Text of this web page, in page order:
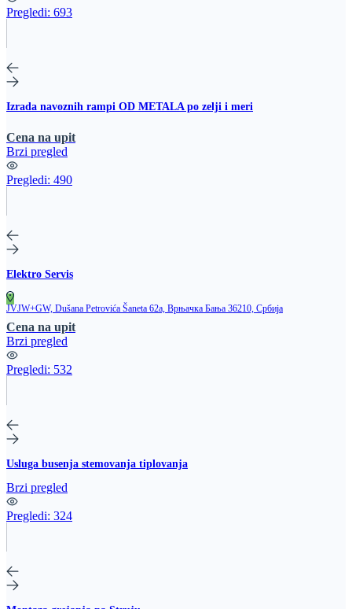
Pregledi: 693
Izrada navoznih rampi OD METALA po zelji i meri
Cena na upit
Brzi pregled
Pregledi: 490
Elektro Servis
JVJW+GW, Dušana Petrovića Šaneta 62a, Врњачка Бања 36210, Србија
Cena na upit
Brzi pregled
Pregledi: 532
Usluga busenja stemovanja tiplovanja
Brzi pregled
Pregledi: 324